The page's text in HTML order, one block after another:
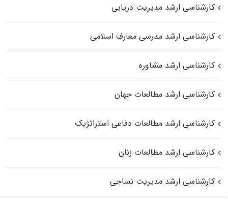
کارشناسی ارشد مدیریت دریایی
کارشناسی ارشد مدرسی معارف اسلامی
کارشناسی ارشد مشاوره
کارشناسی ارشد مطالعات جهان
کارشناسی ارشد مطالعات دفاعی استراتژیک
کارشناسی ارشد مطالعات زنان
کارشناسی ارشد مدیریت نساجی